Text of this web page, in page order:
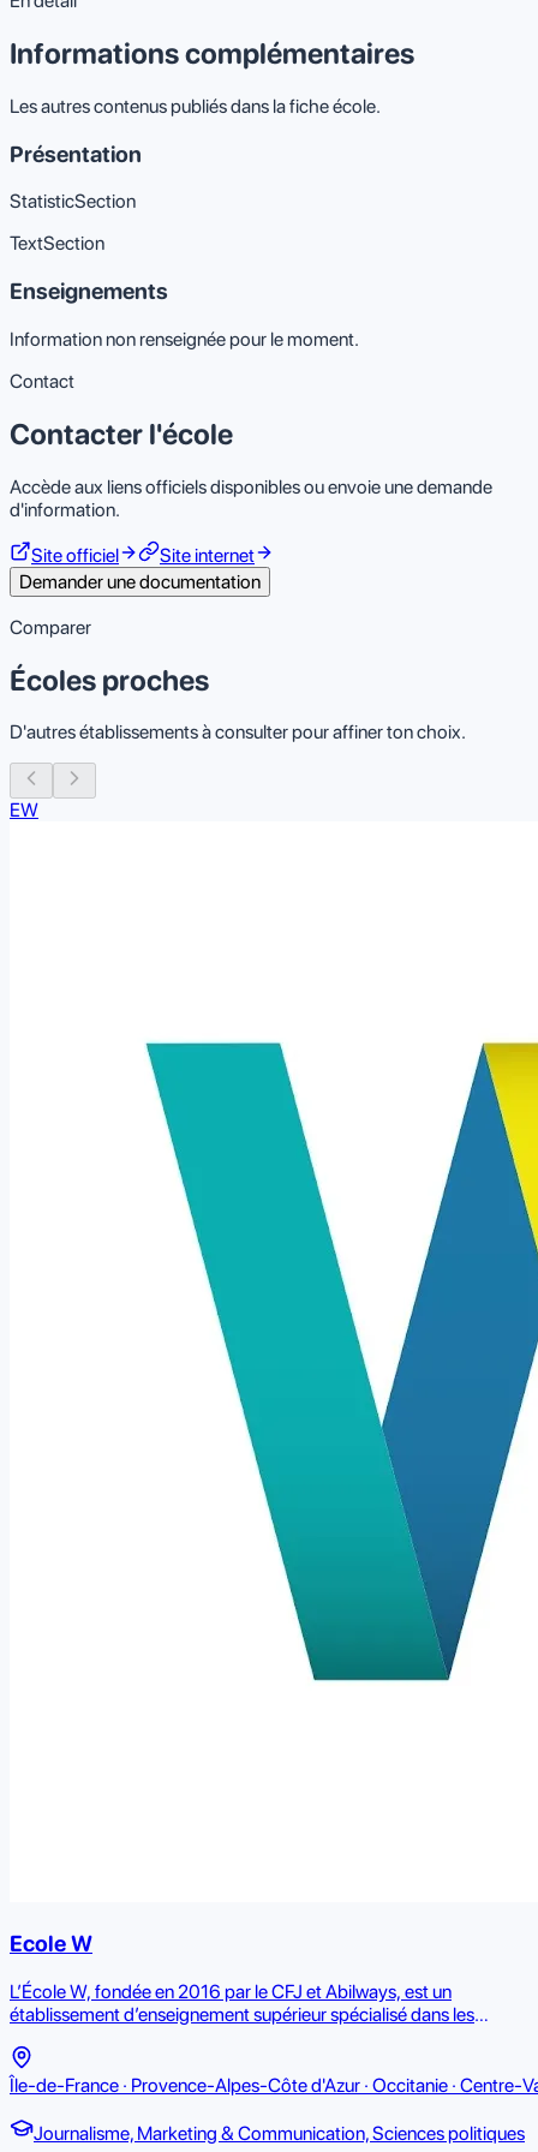
Informations complémentaires
Les autres contenus publiés dans la fiche école.
Présentation
StatisticSection
TextSection
Enseignements
Information non renseignée pour le moment.
Contact
Contacter l'école
Accède aux liens officiels disponibles ou envoie une demande
d'information.
Site officiel
Site internet
Demander une documentation
Comparer
Écoles proches
D'autres établissements à consulter pour affiner ton choix.
EW
Ecole W
L’École W, fondée en 2016 par le CFJ et Abilways, est un
établissement d’enseignement supérieur spécialisé dans les
propose des parcours du Bac au Bac+5 qui misent sur
l’apprentissage concret, l’expérimentation et la résolution de
collaboratif, l’autonomie et la créativité plutôt que les cours
Île-de-France · Provence-Alpes-Côte d'Azur · Occitanie · Centre-
Journalisme, Marketing & Communication, Sciences politiques